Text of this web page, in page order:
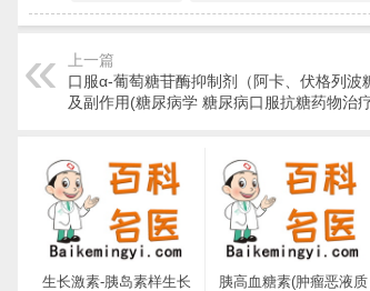
上一篇
口服α-葡萄糖苷酶抑制剂（阿卡、伏格列波
及副作用(糖尿病学 糖尿病口服抗糖药物治
生长激素-胰岛素样生长
胰高血糖素(肿瘤恶液质